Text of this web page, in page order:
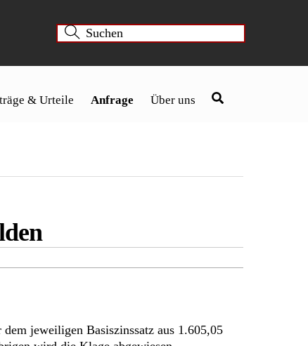
& Urteile Anfrage Über uns
jeweiligen Basiszinssatz aus 1.605,05